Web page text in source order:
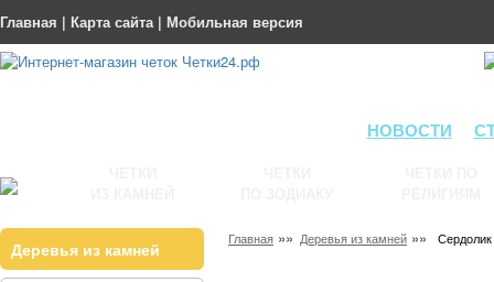
Главная | Карта сайта| Мобильная версия
НОВОСТИ
Деревья из камней Главная »» Деревья из камней »» Сердолик